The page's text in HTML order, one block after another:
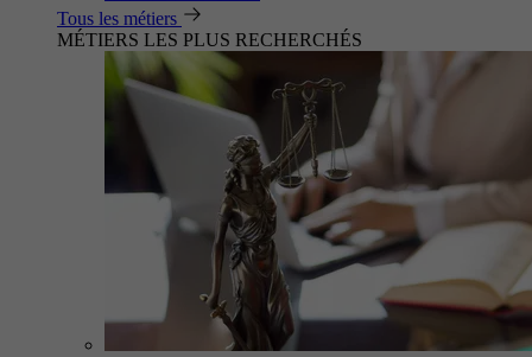
Tous les métiers
MÉTIERS LES PLUS RECHERCHÉS